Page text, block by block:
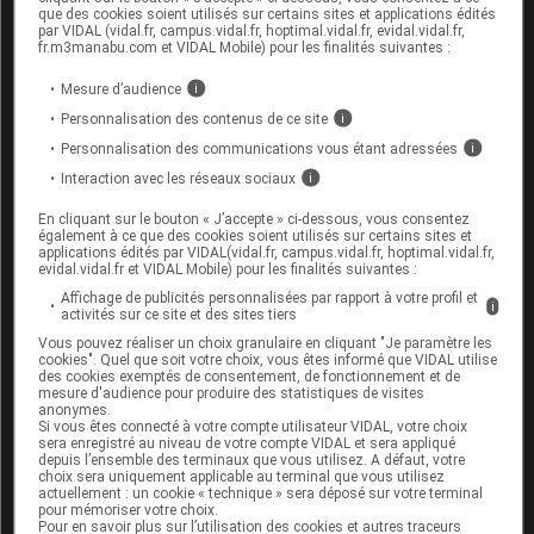
chronique.
La surveillance doit être complétée par un avis par un
cardiologue en cas d’apparition d’un ou de plusieurs
signes cliniques suivants :
PR > 240 millisecondes ;
Fc < 50 bpm ;
hypotension (systolique) < 95 mm Hg ;
symptômes significatifs : aggravation d’une
dyspnée, fatigue inexpliquée, malaise, lipothymie,
perte de connaissance, syncope.
que des cookies soient utilisés sur certains sites et applications édités
par VIDAL (vidal.fr, campus.vidal.fr, hoptimal.vidal.fr, evidal.vidal.fr,
fr.m3manabu.com et VIDAL Mobile) pour les finalités suivantes :
Mesure d’audience i
Personnalisation des contenus de ce site i
Personnalisation des communications vous étant adressées i
Interaction avec les réseaux sociaux i
En cliquant sur le bouton « J’accepte » ci-dessous, vous consentez
également à ce que des cookies soient utilisés sur certains sites et
applications édités par VIDAL(vidal.fr, campus.vidal.fr, hoptimal.vidal.fr,
evidal.vidal.fr et VIDAL Mobile) pour les finalités suivantes :
Affichage de publicités personnalisées par rapport à votre profil et
activités sur ce site et des sites tiers
i
Vous pouvez réaliser un choix granulaire en cliquant "Je paramètre les
cookies". Quel que soit votre choix, vous êtes informé que VIDAL utilise
des cookies exemptés de consentement, de fonctionnement et de
mesure d'audience pour produire des statistiques de visites
anonymes.
Si vous êtes connecté à votre compte utilisateur VIDAL, votre choix
sera enregistré au niveau de votre compte VIDAL et sera appliqué
depuis l’ensemble des terminaux que vous utilisez. A défaut, votre
choix sera uniquement applicable au terminal que vous utilisez
actuellement : un cookie « technique » sera déposé sur votre terminal
pour mémoriser votre choix.
Pour en savoir plus sur l’utilisation des cookies et autres traceurs